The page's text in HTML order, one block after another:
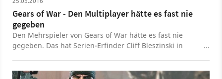
Gears of War - Den Multiplayer hätte es fast nie
gegeben
Den Mehrspieler von Gears of War hätte es fast nie
gegeben. Das hat Serien-Erfinder Cliff Bleszinski in
Gameplay kritisierte.